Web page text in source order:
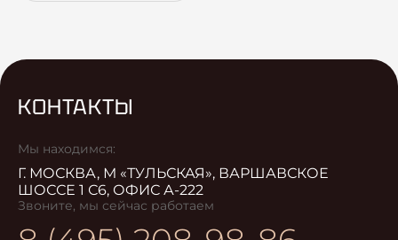
КОНТАКТЫ
Мы находимся:
Г. МОСКВА, М «ТУЛЬСКАЯ», ВАРШАВСКОЕ
ШОССЕ 1 С6, ОФИС А-222
Звоните, мы сейчас работаем